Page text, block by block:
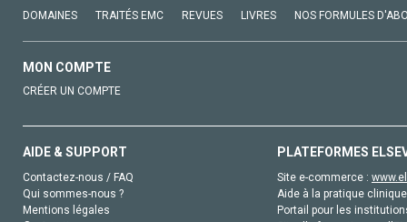
DOMAINES TRAITÉS EMC REVUES LIVRES NOS FORMULES
MON COMPTE
CRÉER UN COMPTE
AIDE & SUPPORT
Contactez-nous / FAQ
Qui sommes-nous ?
Mentions légales
PLATEFORMES
Site e-commerce :
Aide à la pratique
Portail pour les